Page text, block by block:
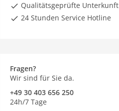
Qualitätsgeprüfte Unterkunft
24 Stunden Service Hotline
Fragen?
Wir sind für Sie da.
+49 30 403 656 250
24h/7 Tage